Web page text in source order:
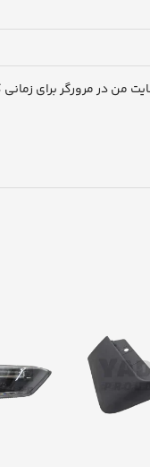
من در مرورگر برای